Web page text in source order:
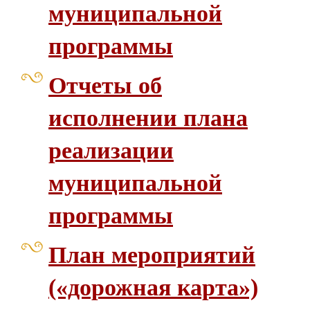
муниципальной
программы
Отчеты об
исполнении плана
реализации
муниципальной
программы
План мероприятий
(«дорожная карта»)